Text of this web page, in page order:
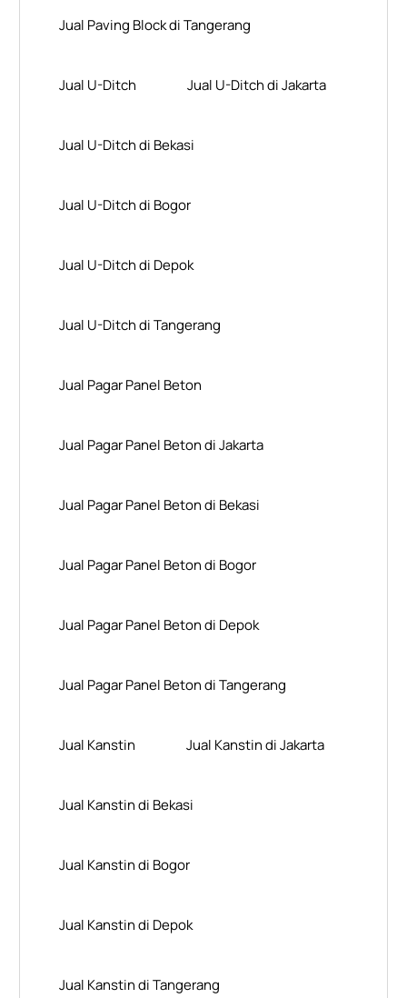
Jual Paving Block di Tangerang
Jual U-Ditch Jual U-Ditch di Jakarta
Jual U-Ditch di Bekasi
Jual U-Ditch di Bogor
Jual U-Ditch di Depok
Jual U-Ditch di Tangerang
Jual Pagar Panel Beton
Jual Pagar Panel Beton di Jakarta
Jual Pagar Panel Beton di Bekasi
Jual Pagar Panel Beton di Bogor
Jual Pagar Panel Beton di Depok
Jual Pagar Panel Beton di Tangerang
Jual Kanstin Jual Kanstin di Jakarta
Jual Kanstin di Bekasi
Jual Kanstin di Bogor
Jual Kanstin di Depok
Jual Kanstin di Tangerang